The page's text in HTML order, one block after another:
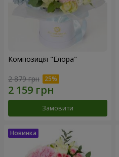
Композиція "Елора"
2 879 грн
Замовити